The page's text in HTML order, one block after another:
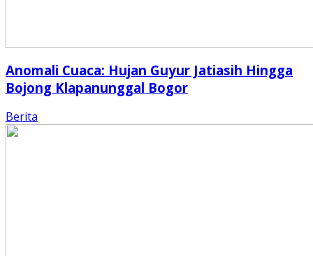
Anomali Cuaca: Hujan Guyur Jatiasih Hingga
Bojong Klapanunggal Bogor
Berita